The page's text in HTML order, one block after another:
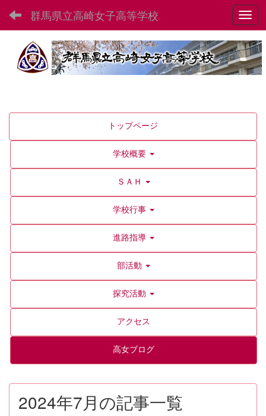
群馬県立高崎女子高等学校
トップページ
学校概要
ＳＡＨ
学校行事
進路指導
部活動
探究活動
アクセス
高女ブログ
2024年7月の記事一覧